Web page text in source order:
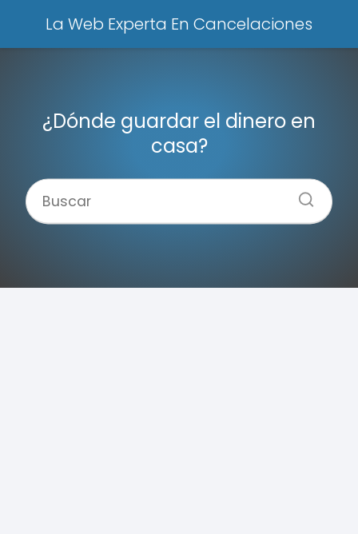
La Web Experta En Cancelaciones
¿Dónde guardar el dinero en
casa?